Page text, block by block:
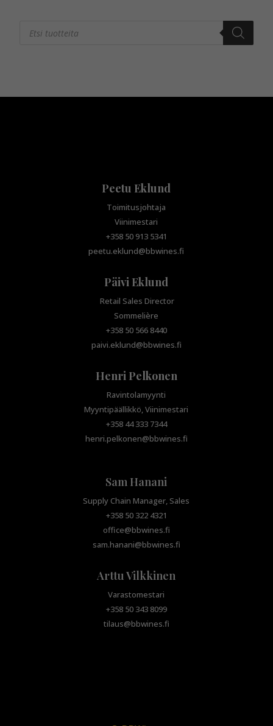
search
Peetu Eklund
Toimitusjohtaja
Viinimestari
+358 50 913 5341
peetu.eklund@bbwines.fi
Päivi Eklund
Retail Sales Director
Sommelière
+358 50 566 8440
paivi.eklund@bbwines.fi
Henri Pelkonen
Ravintolamyynti
Myyntipäällikkö, Viinimestari
+358 44 333 7344
henri.pelkonen@bbwines.fi
Sam Hanani
Supply Chain Manager, Sales
+358 50 322 4321
office@bbwines.fi
sam.hanani@bbwines.fi
Arttu Vilkkinen
Varastomestari
+358 50 343 8099
tilaus@bbwines.fi